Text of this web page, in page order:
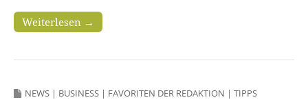
Weiterlesen →
NEWS | BUSINESS | FAVORITEN DER REDAKTION | TIPPS